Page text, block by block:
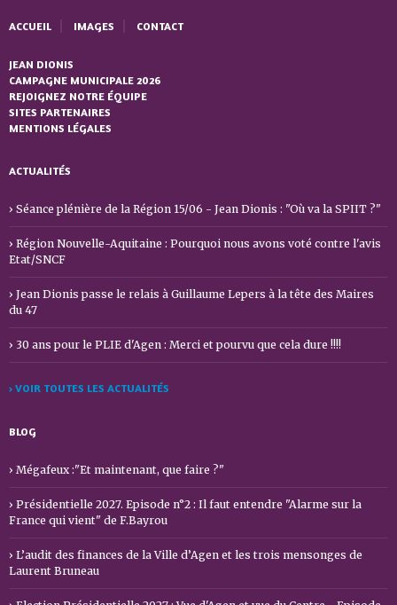
ACCUEIL IMAGES CONTACT
JEAN DIONIS
CAMPAGNE MUNICIPALE 2026
REJOIGNEZ NOTRE ÉQUIPE
SITES PARTENAIRES
MENTIONS LÉGALES
ACTUALITÉS
Séance plénière de la Région 15/06 - Jean Dionis : "Où va la SPIIT ?"
Région Nouvelle-Aquitaine : Pourquoi nous avons voté contre l'avis
Etat/SNCF
Jean Dionis passe le relais à Guillaume Lepers à la tête des Maires
du 47
30 ans pour le PLIE d'Agen : Merci et pourvu que cela dure !!!!
› VOIR TOUTES LES ACTUALITÉS
BLOG
Mégafeux :"Et maintenant, que faire ?"
Présidentielle 2027. Episode n°2 : Il faut entendre "Alarme sur la
France qui vient" de F.Bayrou
L’audit des finances de la Ville d’Agen et les trois mensonges de
Laurent Bruneau